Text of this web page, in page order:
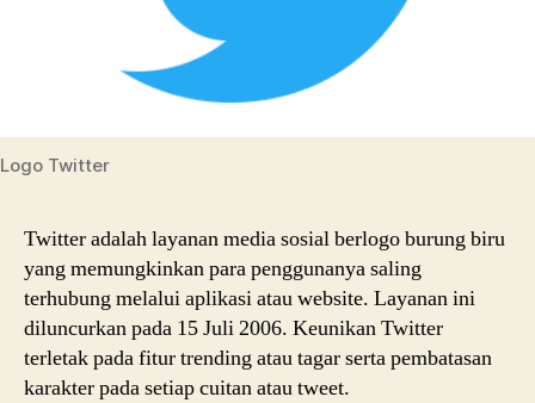
Logo Twitter
Twitter adalah layanan media sosial berlogo burung biru
yang memungkinkan para penggunanya saling
terhubung melalui aplikasi atau website. Layanan ini
diluncurkan pada 15 Juli 2006. Keunikan Twitter
terletak pada fitur trending atau tagar serta pembatasan
karakter pada setiap cuitan atau tweet.